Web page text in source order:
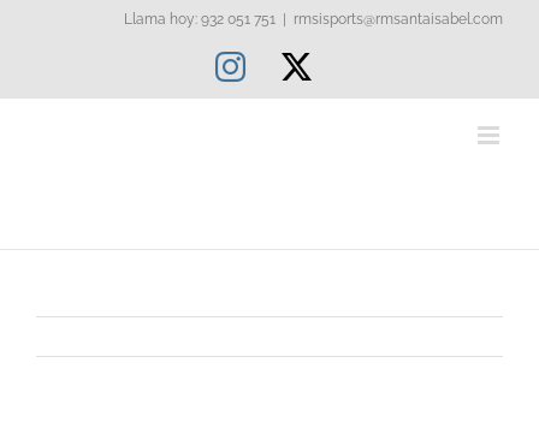
Llama hoy: 932 051 751 rmsisports@rmsantaisabel.com
Instagram